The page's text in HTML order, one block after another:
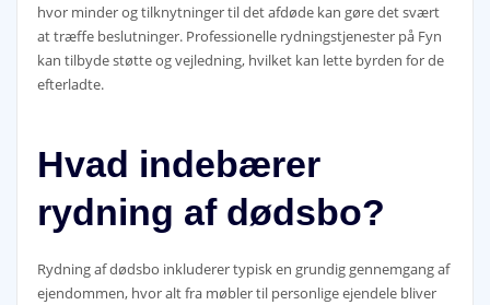
hvor minder og tilknytninger til det afdøde kan gøre det svært
at træffe beslutninger. Professionelle rydningstjenester på Fyn
kan tilbyde støtte og vejledning, hvilket kan lette byrden for de
efterladte.
Hvad indebærer
rydning af dødsbo?
Rydning af dødsbo inkluderer typisk en grundig gennemgang af
ejendommen, hvor alt fra møbler til personlige ejendele bliver